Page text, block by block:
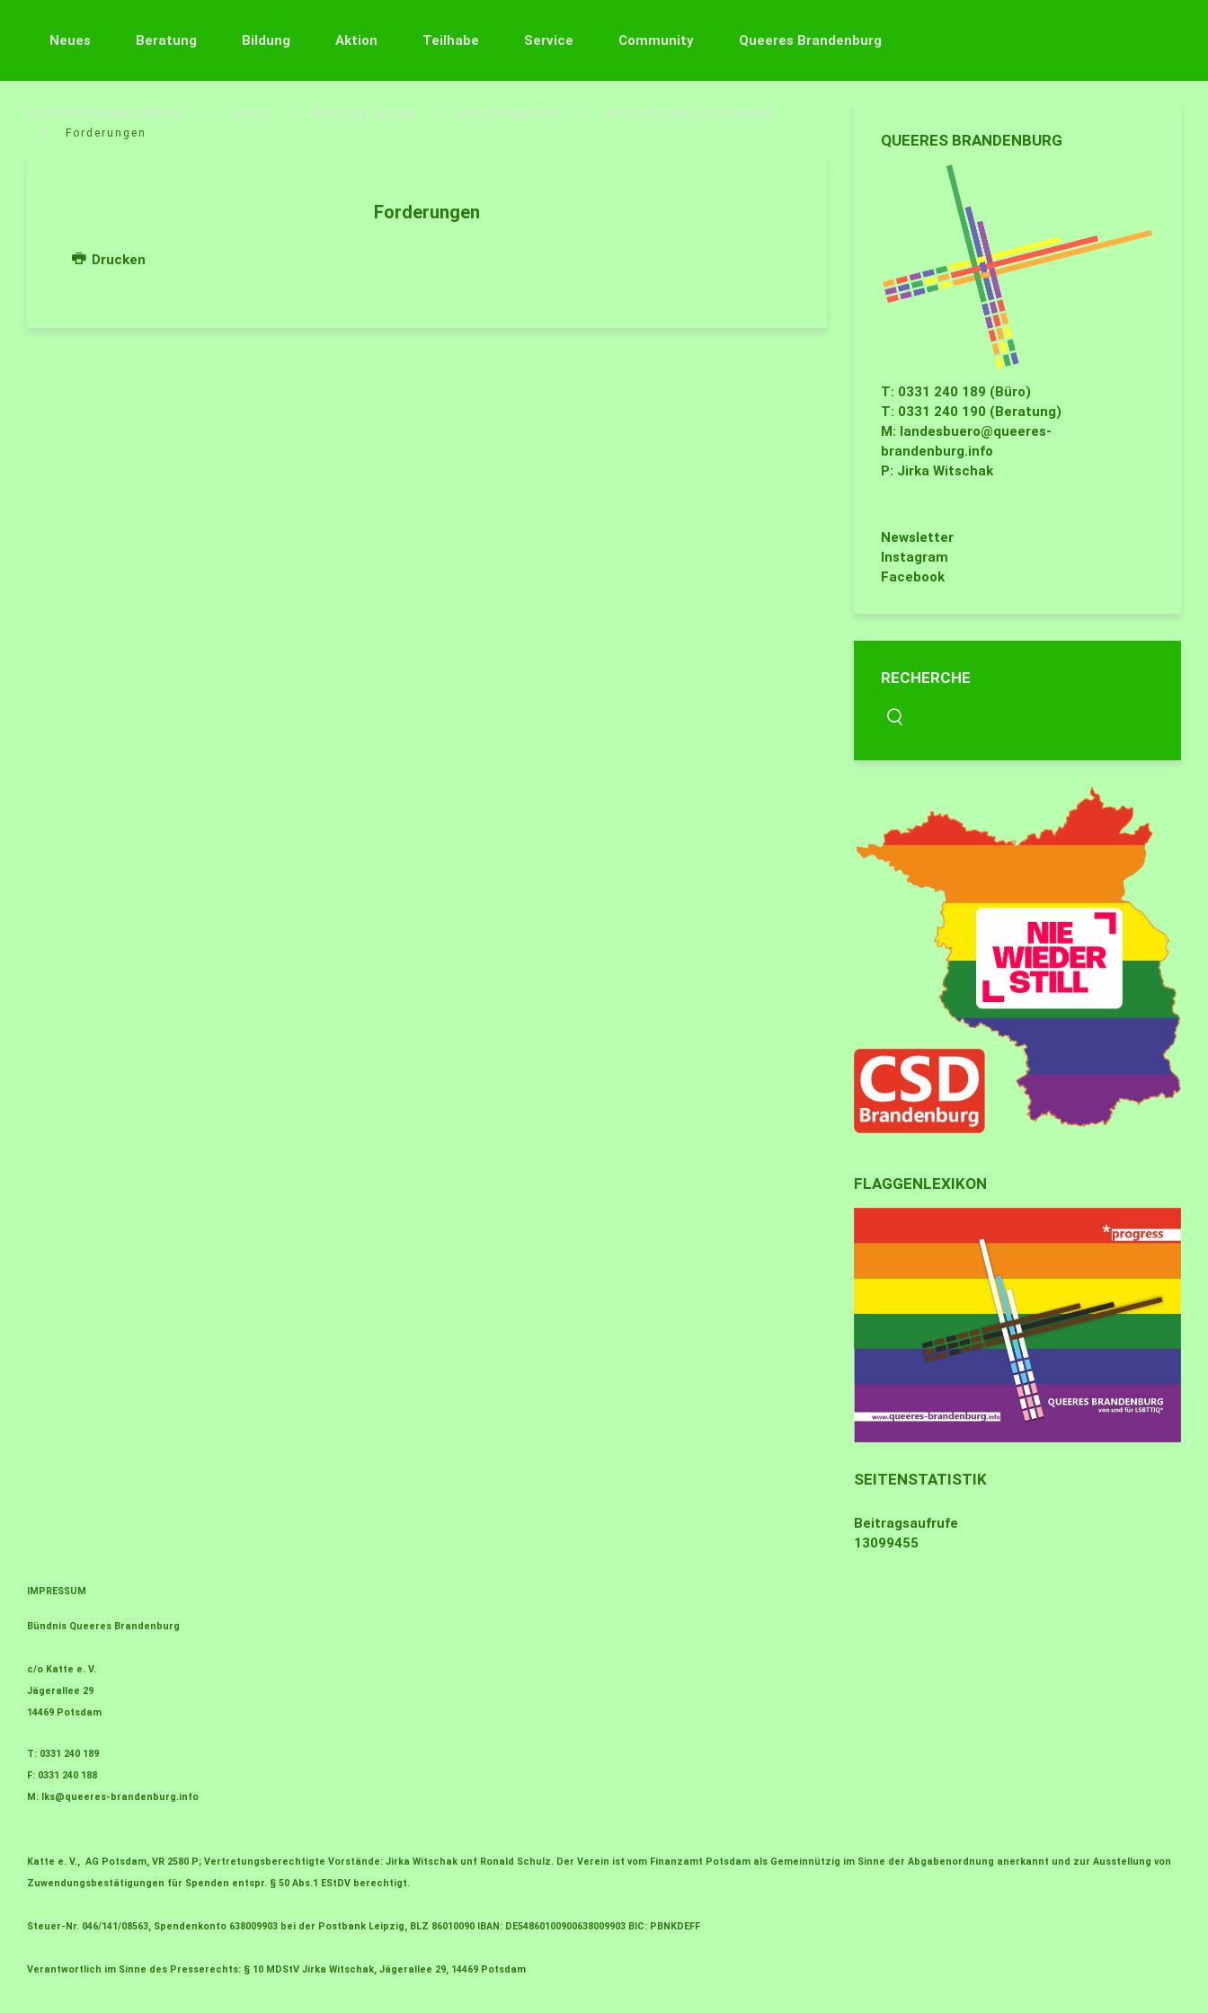
Neues Beratung Bildung Aktion Teilhabe Service Community Queeres Brandenburg
QUEERES BRANDENBURG Service Werbung bei uns Handlungsfelder
HF Lesbische Sichtbarkeit
Forderungen
Forderungen
Drucken
QUEERES BRANDENBURG
T: 0331 240 189 (Büro)
T: 0331 240 190 (Beratung)
M: landesbuero@queeres-
brandenburg.info
P: Jirka Witschak
Newsletter
Instagram
Facebook
RECHERCHE
FLAGGENLEXIKON
SEITENSTATISTIK
Beitragsaufrufe
13099455
IMPRESSUM
Bündnis Queeres Brandenburg
c/o Katte e. V.
Jägerallee 29
14469 Potsdam
T: 0331 240 189
F: 0331 240 188
M: lks@queeres-brandenburg.info
Katte e. V., AG Potsdam, VR 2580 P; Vertretungsberechtigte Vorstände: Jirka Witschak unf Ronald Schulz. Der Verein ist vom Finanzamt Potsdam als Gemeinnützig im Sinne der Abgabenordnung anerkannt und zur Ausstellung von
Zuwendungsbestätigungen für Spenden entspr. § 50 Abs.1 EStDV berechtigt.
Steuer-Nr. 046/141/08563, Spendenkonto 638009903 bei der Postbank Leipzig, BLZ 86010090 IBAN: DE54860100900638009903 BIC: PBNKDEFF
Verantwortlich im Sinne des Presserechts: § 10 MDStV Jirka Witschak, Jägerallee 29, 14469 Potsdam